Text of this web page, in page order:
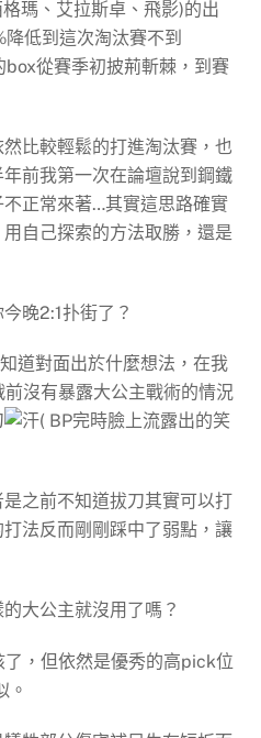
瑪、艾拉斯卓、飛影)的出
低到這次淘汰賽不到
從賽季初披荊斬棘，到賽
比較輕鬆的打進淘汰賽，也
前我第一次在論壇說到鋼鐵
正常來著…其實這思路確實
自己探索的方法取勝，還是
晚2:1扑街了？
道對面出於什麼想法，在我
沒有暴露大公主戰術的情況
( BP完時臉上流露出的笑
之前不知道拔刀其實可以打
法反而剛剛踩中了弱點，讓
大公主就沒用了嗎？
，但依然是優秀的高pick位
。